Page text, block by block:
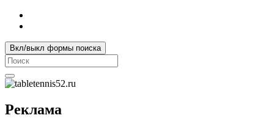
Вкл/выкл формы поиска
Search
for:
Реклама